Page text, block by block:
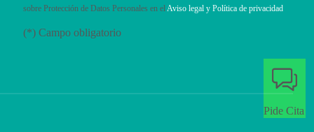
sobre Protección de Datos Personales en elAviso legal y Política de privacidad
(*) Campo obligatorio
Pide Cita